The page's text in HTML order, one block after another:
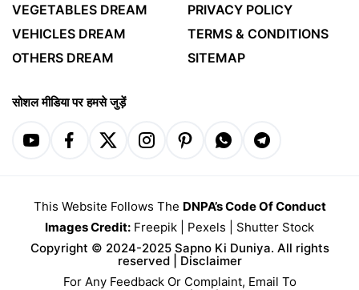
VEGETABLES DREAM
VEHICLES DREAM
OTHERS DREAM
PRIVACY POLICY
TERMS & CONDITIONS
SITEMAP
सोशल मीडिया पर हमसे जुड़ें
This Website Follows The DNPA’s Code Of Conduct
Images Credit: Freepik Pexels
Shutter Stock
Copyright © 2024-2025 Sapno Ki Duniya. All rights
reserved | Disclaimer
For Any Feedback Or Complaint, Email To